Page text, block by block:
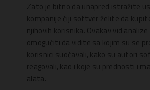
Zato je bitno da unapred istražite
kompanije čiji softver želite da
njihovih korisnika. Ovakav vid
omogućiti da vidite sa kojim su se
korisnici suočavali, kako su autori
reagovali, kao i koje su prednosti i
alata.